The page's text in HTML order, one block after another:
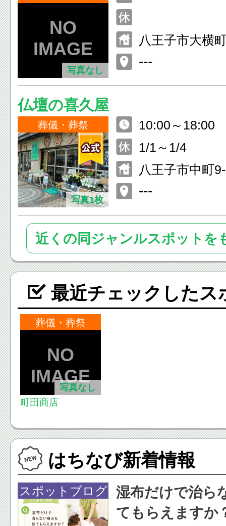
写真なし
八王子市大横
---
仏壇の喜久屋
葬儀・葬祭
写真1枚
10:00～18:00
1/1～1/4
八王子市中町
---
近くの同ジャンルスポットを
最近チェックしたス
葬儀・葬祭
写真なし
町田商店
はちなび新着情報
スポットブログ
湿布だけで治ら
てもらえますか